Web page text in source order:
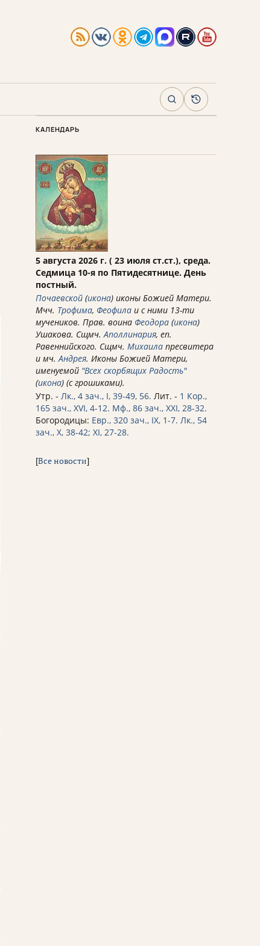
ПоискАрхив
КАЛЕНДАРЬ
5 августа 2026 г. ( 23 июля ст.ст.), среда.
Седмица 10-я по Пятидесятнице. День
постный.
Почаевской (икона) иконы Божией Матери.
Мчч. Трофима, Феофила и с ними 13-ти
мучеников. Прав. воина Феодора (икона)
Ушакова. Сщмч.Аполлинария, еп.
Равеннийского. Сщмч. Михаила пресвитера
и мч.Андрея. Иконы Божией Матери,
именуемой "Всех скорбящих Радость"
(икона) (с грошиками).
Утр. - Лк., 4 зач., I, 39-49, 56. Лит. - 1 Кор.,
165 зач., XVI, 4-12. Мф., 86 зач., XXI, 28-32.
Богородицы: Евр., 320 зач., IX, 1-7. Лк., 54
зач., X, 38-42; XI, 27-28.
[Все новости]